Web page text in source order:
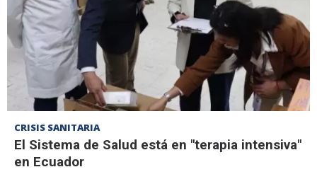
CRISIS SANITARIA
El Sistema de Salud está en "terapia intensiva"
en Ecuador